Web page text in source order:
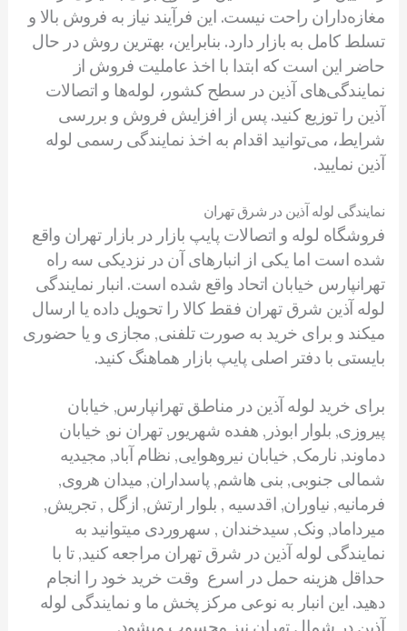
مغازه‌داران راحت نیست. این فرآیند نیاز به فروش بالا و
تسلط کامل به بازار دارد. بنابراین، بهترین روش در حال
حاضر این است که ابتدا با اخذ عاملیت فروش از
نمایندگی‌های آذین در سطح کشور، لوله‌ها و اتصالات
آذین را توزیع کنید. پس از افزایش فروش و بررسی
شرایط، می‌توانید اقدام به اخذ نمایندگی رسمی لوله
آذین نمایید.
نمایندگی لوله آذین در شرق تهران
فروشگاه لوله و اتصالات پایپ بازار در بازار تهران واقع
شده است اما یکی از انبارهای آن در نزدیکی سه راه
تهرانپارس خیابان اتحاد واقع شده است. انبار نمایندگی
لوله آذین شرق تهران فقط کالا را تحویل داده یا ارسال
میکند و برای خرید به صورت تلفنی, مجازی و یا حضوری
بایستی با دفتر اصلی پایپ بازار هماهنگ کنید.
برای خرید لوله آذین در مناطق تهرانپارس, خیابان
پیروزی, بلوار ابوذر, هفده شهریور, تهران نو, خیابان
دماوند, نارمک, خیابان نیروهوایی, نظام آباد, مجیدیه
شمالی جنوبی, بنی هاشم, پاسداران, میدان هروی,
فرمانیه, نیاوران, اقدسیه , بلوار ارتش, ازگل , تجریش,
میرداماد, ونک, سیدخندان , سهروردی میتوانید به
نمایندگی لوله آذین در شرق تهران مراجعه کنید, تا با
حداقل هزینه حمل در اسرع وقت خرید خود را انجام
دهید. این انبار به نوعی مرکز پخش ما و نمایندگی لوله
آذین در شمال تهران نیز محسوب میشود.